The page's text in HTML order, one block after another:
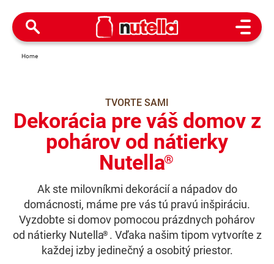
Open
Home
TVORTE SAMI
Dekorácia pre váš domov z
pohárov od nátierky
Nutella®
Ak ste milovníkmi dekorácií a nápadov do
domácnosti, máme pre vás tú pravú inšpiráciu.
Vyzdobte si domov pomocou prázdnych pohárov
od nátierky Nutella® . Vďaka našim tipom vytvoríte z
každej izby jedinečný a osobitý priestor.